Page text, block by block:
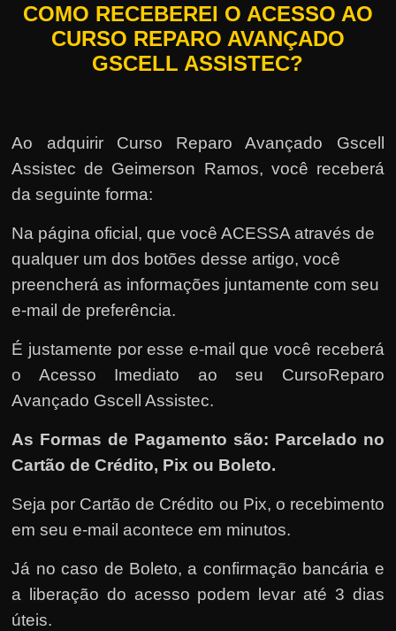
COMO RECEBEREI O ACESSO AO
CURSO REPARO AVANÇADO
GSCELL ASSISTEC?
Ao adquirir Curso Reparo Avançado Gscell
Assistec de Geimerson Ramos, você receberá
da seguinte forma:
Na página oficial, que você ACESSA através de
qualquer um dos botões desse artigo, você
preencherá as informações juntamente com seu
e-mail de preferência.
É justamente por esse e-mail que você receberá
o Acesso Imediato ao seu CursoReparo
Avançado Gscell Assistec.
As Formas de Pagamento são: Parcelado no
Cartão de Crédito, Pix ou Boleto.
Seja por Cartão de Crédito ou Pix, o recebimento
em seu e-mail acontece em minutos.
Já no caso de Boleto, a confirmação bancária e
a liberação do acesso podem levar até 3 dias
úteis.